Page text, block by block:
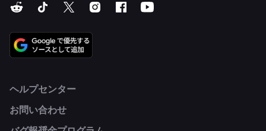
ヘルプセンター
お問い合わせ